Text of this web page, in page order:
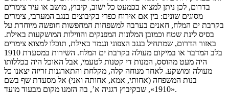
בדרום, לכן ניתן למצוא בכמעט כל ישוב, קיבוץ, מושב או עיר צימרים
מסוגים שונים: בין אם אירוח כפרי בקיבוצים בנגב המערבי, צימרים
בקרבת ים המלח, חאנים בערבה למשפחות המחפשות חופשה מיוחדת על
בסיס לינת שטח וכמובן המלונות המפנקים והווילות המושקעות באילת.
באזור הדרום, שמתחיל בנגב הצפוני ונגמר באילת, תוכלו למצוא צימרים
בלב המדבר או במיקום מעולה בקרבת ים המלח. השירות במסעדת 1910
היה מעט מהוסס, המנות די קטנות לטעמי, אבל האוכל היה בכללותו
מעולה ומושקע. לאחר מנוחה קלה, מקלחת והתארגנות זריזה יצאנו כל
בנות המשפחה (אחותי, אמא, אחותה ואני) אל מסעדת שף בשם
«1910», שבקיבוץ דגניה א’, בה הזמנו מקום מבעוד מועד.